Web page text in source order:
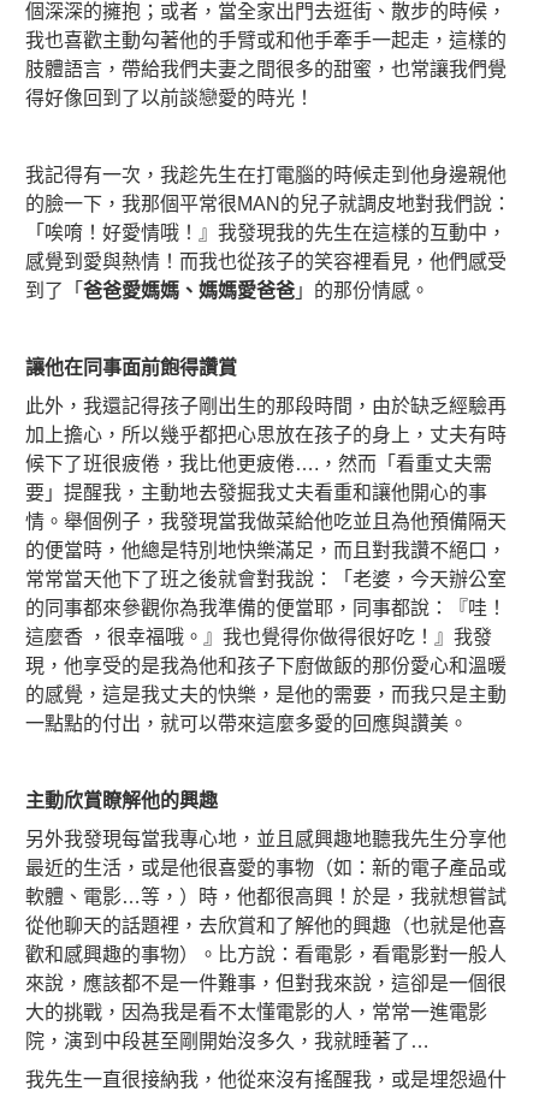
個深深的擁抱；或者，當全家出門去逛街、散步的時候，
我也喜歡主動勾著他的手臂或和他手牽手一起走，這樣的
肢體語言，帶給我們夫妻之間很多的甜蜜，也常讓我們覺
得好像回到了以前談戀愛的時光！
我記得有一次，我趁先生在打電腦的時候走到他身邊親他
的臉一下，我那個平常很MAN的兒子就調皮地對我們說：
「唉唷！好愛情哦！』我發現我的先生在這樣的互動中，
感覺到愛與熱情！而我也從孩子的笑容裡看見，他們感受
到了「 爸爸愛媽媽、媽媽愛爸爸 」的那份情感。
讓他在同事面前飽得讚賞
此外，我還記得孩子剛出生的那段時間，由於缺乏經驗再
加上擔心，所以幾乎都把心思放在孩子的身上，丈夫有時
候下了班很疲倦，我比他更疲倦….，然而「看重丈夫需
要」提醒我，主動地去發掘我丈夫看重和讓他開心的事
情。舉個例子，我發現當我做菜給他吃並且為他預備隔天
的便當時，他總是特別地快樂滿足，而且對我讚不絕口，
常常當天他下了班之後就會對我說：「老婆，今天辦公室
的同事都來參觀你為我準備的便當耶，同事都說：『哇！
這麼香 ，很幸福哦。』我也覺得你做得很好吃！』我發
現，他享受的是我為他和孩子下廚做飯的那份愛心和溫暖
的感覺，這是我丈夫的快樂，是他的需要，而我只是主動
一點點的付出，就可以帶來這麼多愛的回應與讚美。
主動欣賞瞭解他的興趣
另外我發現每當我專心地，並且感興趣地聽我先生分享他
最近的生活，或是他很喜愛的事物（如：新的電子產品或
軟體、電影…等，）時，他都很高興！於是，我就想嘗試
從他聊天的話題裡，去欣賞和了解他的興趣（也就是他喜
歡和感興趣的事物）。比方說：看電影，看電影對一般人
來說，應該都不是一件難事，但對我來說，這卻是一個很
大的挑戰，因為我是看不太懂電影的人，常常一進電影
院，演到中段甚至剛開始沒多久，我就睡著了…
我先生一直很接納我，他從來沒有搖醒我，或是埋怨過什